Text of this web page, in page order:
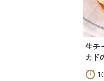
生チ
カド